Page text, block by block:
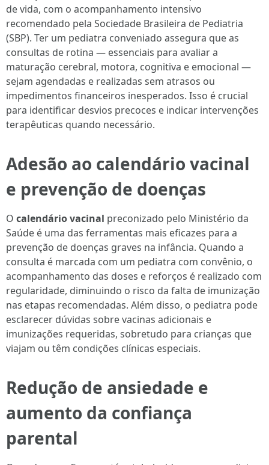
de vida, com o acompanhamento intensivo
recomendado pela Sociedade Brasileira de Pediatria
(SBP). Ter um pediatra conveniado assegura que as
consultas de rotina — essenciais para avaliar a
maturação cerebral, motora, cognitiva e emocional —
sejam agendadas e realizadas sem atrasos ou
impedimentos financeiros inesperados. Isso é crucial
para identificar desvios precoces e indicar intervenções
terapêuticas quando necessário.
Adesão ao calendário vacinal
e prevenção de doenças
O calendário vacinal preconizado pelo Ministério da
Saúde é uma das ferramentas mais eficazes para a
prevenção de doenças graves na infância. Quando a
consulta é marcada com um pediatra com convênio, o
acompanhamento das doses e reforços é realizado com
regularidade, diminuindo o risco da falta de imunização
nas etapas recomendadas. Além disso, o pediatra pode
esclarecer dúvidas sobre vacinas adicionais e
imunizações requeridas, sobretudo para crianças que
viajam ou têm condições clínicas especiais.
Redução de ansiedade e
aumento da confiança
parental